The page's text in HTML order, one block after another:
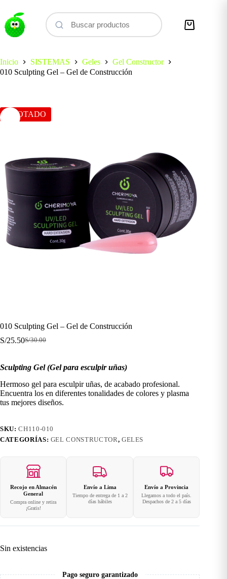
contenido
Carro
Inicio
SISTEMAS Geles
Gel Constructor
010 Sculpting Gel – Gel de Construcción
AGOTADO
010 Sculpting Gel – Gel de Construcción
S/30.00
El
era:
S/30.00.
S/25.50El
es:
S/25.50.
Sculpting Gel (Gel para esculpir uñas)
Hermoso gel para esculpir uñas, de acabado profesional.
Encuentra los en diferentes tonalidades de colores y plasma
tus mejores diseños.
SKU:CH110-010
CATEGORÍAS: GEL CONSTRUCTOR, GELES
Recojo en Almacén
General
Compra online y retira
¡Gratis!
Envío a Lima
Tiempo de entrega de 1 a 2
días hábiles
Envío a Provincia
Llegamos a todo el país.
Despachos de 2 a 5 días
Sin existencias
Pago seguro garantizado